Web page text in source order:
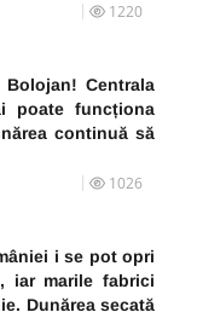
1220
Centrala
poate funcționa
continuă să
1026
i se pot opri
iar marile fabrici
Dunărea secată